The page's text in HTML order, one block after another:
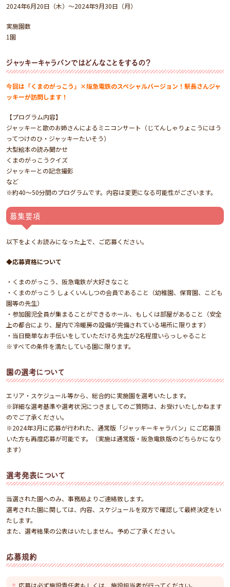
2024年6月20日（木）～2024年9月30日（月）
実施園数
1園
ジャッキーキャラバンではどんなことをするの？
今回は「くまのがっこう」×阪急電鉄のスペシャルバージョン！駅長さんジャ
ッキーが訪問します！
【プログラム内容】
ジャッキーと歌のお姉さんによるミニコンサート（じてんしゃりょこうにはう
ってつけのひ・ジャッキーたいそう）
大型絵本の読み聞かせ
くまのがっこうクイズ
ジャッキーとの記念撮影
など
※約40～50分間のプログラムです。内容は変更になる可能性がございます。
募集要項
以下をよくお読みになった上で、ご応募ください。
◆応募資格について
・くまのがっこう、阪急電鉄が大好きなこと
・くまのがっこう しょくいんしつの会員であること（幼稚園、保育園、こども
園等の先生）
・参加園児全員が集まることができるホール、もしくは部屋があること（安全
上の都合により、屋内で冷暖房の設備が完備されている場所に限ります）
・当日簡単なお手伝いをしていただける先生が2名程度いらっしゃること
※すべての条件を満たしている園に限ります。
園の選考について
エリア・スケジュール等から、総合的に実施園を選考いたします。
※詳細な選考基準や選考状況につきましてのご質問は、お受けいたしかねます
のでご了承ください。
※2024年3月に応募が行われた、通常版「ジャッキーキャラバン」にご応募頂
いた方も再度応募が可能です。（実施は通常版・阪急電鉄版のどちらかになり
ます）
選考発表について
当選された園へのみ、事務局よりご連絡致します。
選考された園に関しては、内容、スケジュールを双方で確認して最終決定をい
たします。
また、選考結果の公表はいたしません。予めご了承ください。
応募規約